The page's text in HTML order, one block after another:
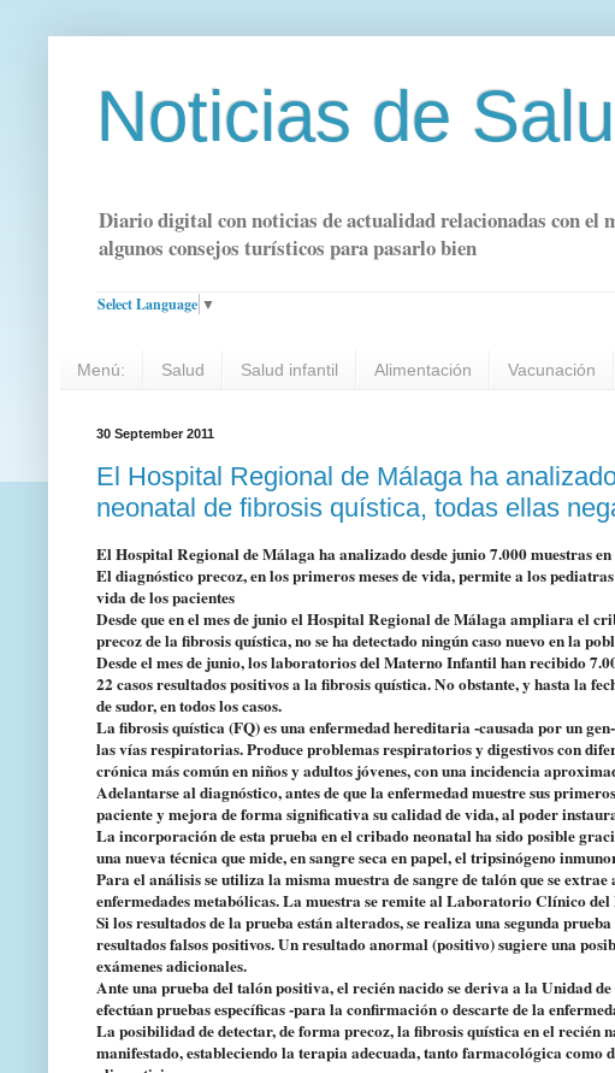
Noticias de
Diario digital con noticias de actualidad relacionadas con el
algunos consejos turísticos para pasarlo bien
Select Language ▼
Menú: Salud Salud infantil Alimentación Vacunación
30 September 2011
El Hospital Regional de Málaga ha
neonatal de fibrosis quística, todas ellas
El Hospital Regional de Málaga ha analizado desde junio 7.000 muestras
El diagnóstico precoz, en los primeros meses de vida, permite a los
vida de los pacientes
Desde que en el mes de junio el Hospital Regional de Málaga ampliara el
precoz de la fibrosis quística, no se ha detectado ningún caso nuevo en la
Desde el mes de junio, los laboratorios del Materno Infantil han recibido
22 casos resultados positivos a la fibrosis quística. No obstante, y hasta la
de sudor, en todos los casos.
La fibrosis quística (FQ) es una enfermedad hereditaria -causada por un
las vías respiratorias. Produce problemas respiratorios y digestivos con
crónica más común en niños y adultos jóvenes, con una incidencia
Adelantarse al diagnóstico, antes de que la enfermedad muestre sus
paciente y mejora de forma significativa su calidad de vida, al poder
La incorporación de esta prueba en el cribado neonatal ha sido posible
una nueva técnica que mide, en sangre seca en papel, el tripsinógeno
Para el análisis se utiliza la misma muestra de sangre de talón que se
enfermedades metabólicas. La muestra se remite al Laboratorio Clínico
Si los resultados de la prueba están alterados, se realiza una segunda
resultados falsos positivos. Un resultado anormal (positivo) sugiere una
exámenes adicionales.
Ante una prueba del talón positiva, el recién nacido se deriva a la Unidad
efectúan pruebas específicas -para la confirmación o descarte de la
La posibilidad de detectar, de forma precoz, la fibrosis quística en el recién
manifestado, estableciendo la terapia adecuada, tanto farmacológica